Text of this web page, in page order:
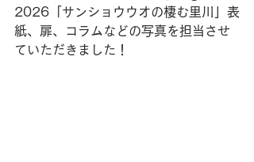
2026「サンショウウオの棲む里川」表
紙、扉、コラムなどの写真を担当させ
ていただきました！